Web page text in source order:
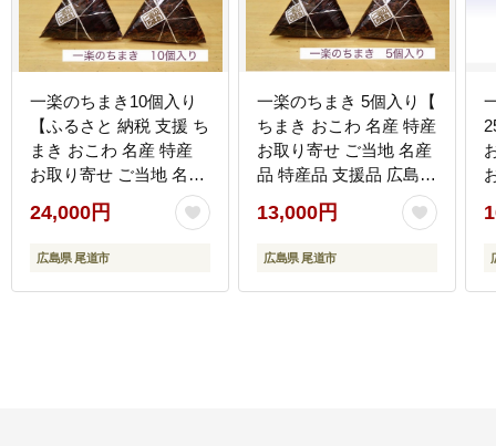
一楽のちまき10個入り
【ふるさと 納税 支援 ち
まき おこわ 名産 特産
お取り寄せ ご当地 名産
品 特産品 支援品 尾道
市】
24,000円
広島県 尾道市
一楽のちまき 5個入り【
ちまき おこわ 名産 特産
お取り寄せ ご当地 名産
品 特産品 支援品 広島県
尾道市】
13,000円
広島県 尾道市